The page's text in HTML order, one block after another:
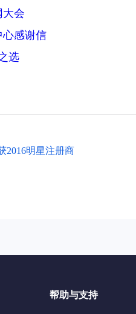
大会
心感谢信
选
2016明星注册商
帮助与支持